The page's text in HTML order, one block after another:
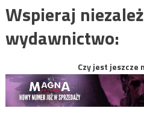
Wspieraj
wydawnictwo:
Czy jest jeszcze